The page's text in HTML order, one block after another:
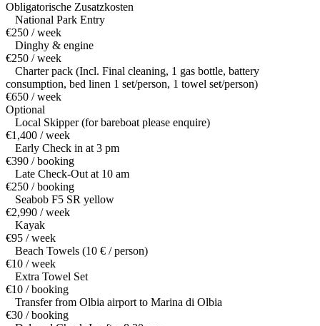
Obligatorische Zusatzkosten
National Park Entry
€250 / week
Dinghy & engine
€250 / week
Charter pack (Incl. Final cleaning, 1 gas bottle, battery
consumption, bed linen 1 set/person, 1 towel set/person)
€650 / week
Optional
Local Skipper (for bareboat please enquire)
€1,400 / week
Early Check in at 3 pm
€390 / booking
Late Check-Out at 10 am
€250 / booking
Seabob F5 SR yellow
€2,990 / week
Kayak
€95 / week
Beach Towels (10 € / person)
€10 / week
Extra Towel Set
€10 / booking
Transfer from Olbia airport to Marina di Olbia
€30 / booking